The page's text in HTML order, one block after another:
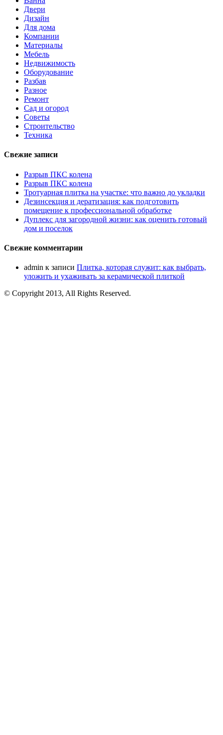
Двери
Дизайн
Для дома
Компании
Материалы
Мебель
Недвижимость
Оборудование
Разбав
Разное
Ремонт
Сад и огород
Советы
Строительство
Техника
Свежие записи
Разрыв ПКС колена
Разрыв ПКС колена
Тротуарная плитка на участке: что важно до укладки
Дезинсекция и дератизация: как подготовить
помещение к профессиональной обработке
Дуплекс для загородной жизни: как оценить готовый
дом и поселок
Свежие комментарии
admin к записи Плитка, которая служит: как выбрать,
уложить и ухаживать за керамической плиткой
© Copyright 2013, All Rights Reserved.